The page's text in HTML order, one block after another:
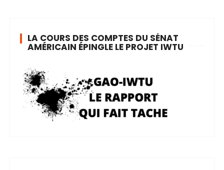
LA COURS DES COMPTES DU SÉNAT
AMÉRICAIN ÉPINGLE LE PROJET IWTU